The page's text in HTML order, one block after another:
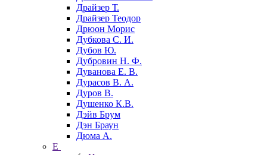
Драйзер Т.
Драйзер Теодор
Дрюон Морис
Дубкова С. И.
Дубов Ю.
Дубровин Н. Ф.
Дуванова Е. В.
Дурасов В. А.
Дуров В.
Душенко К.В.
Дэйв Брум
Дэн Браун
Дюма А.
Е